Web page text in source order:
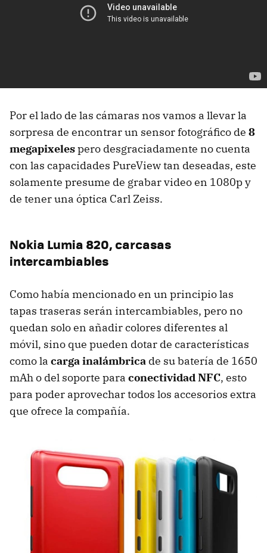
Por el lado de las cámaras nos vamos a llevar la
sorpresa de encontrar un sensor fotográfico de 8
megapixelespero desgraciadamente no cuenta
con las capacidades PureView tan deseadas, este
solamente presume de grabar video en 1080p y
de tener una óptica Carl Zeiss.
Nokia Lumia 820, carcasas
intercambiables
Como había mencionado en un principio las
tapas traseras serán intercambiables, pero no
quedan solo en añadir colores diferentes al
móvil, sino que pueden dotar de características
como la carga inalámbrica de su batería de 1650
mAh o del soporte para conectividad NFC, esto
para poder aprovechar todos los accesorios extra
que ofrece la compañía.